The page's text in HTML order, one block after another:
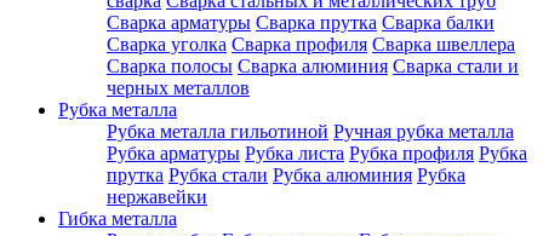
Сварка арматуры Сварка прутка Сварка балки
Сварка уголка Сварка профиля Сварка швеллера
Сварка полосы Сварка алюминия Сварка стали и
черных металлов
Рубка металла
Рубка металла гильотиной Ручная рубка металла
Рубка арматуры Рубка листа Рубка профиля Рубка
прутка Рубка стали Рубка алюминия Рубка
нержавейки
Гибка металла